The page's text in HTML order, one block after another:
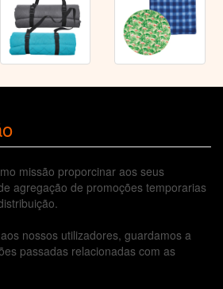
missão proporcinar aos seus
agregação de promoções temporarias
nossos utilizadores, guardamos a
passadas relacionadas com as